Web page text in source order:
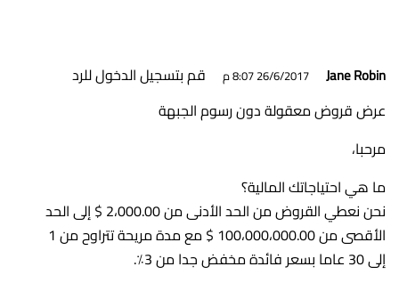
Jane Robin 26/6/2017 8:07 م
قم بتسجيل الدخول للرد
عرض قروض معقولة دون رسوم الجبهة
مرحبا،
ما هي احتياجاتك المالية؟
نحن نعطي القروض من الحد الأدنى من 2،000.00 $ إلى الحد
الأقصى من 100،000،000.00 $ مع مدة مريحة تتراوح من 1
إلى 30 عاما بسعر فائدة مخفض جدا من 3٪.